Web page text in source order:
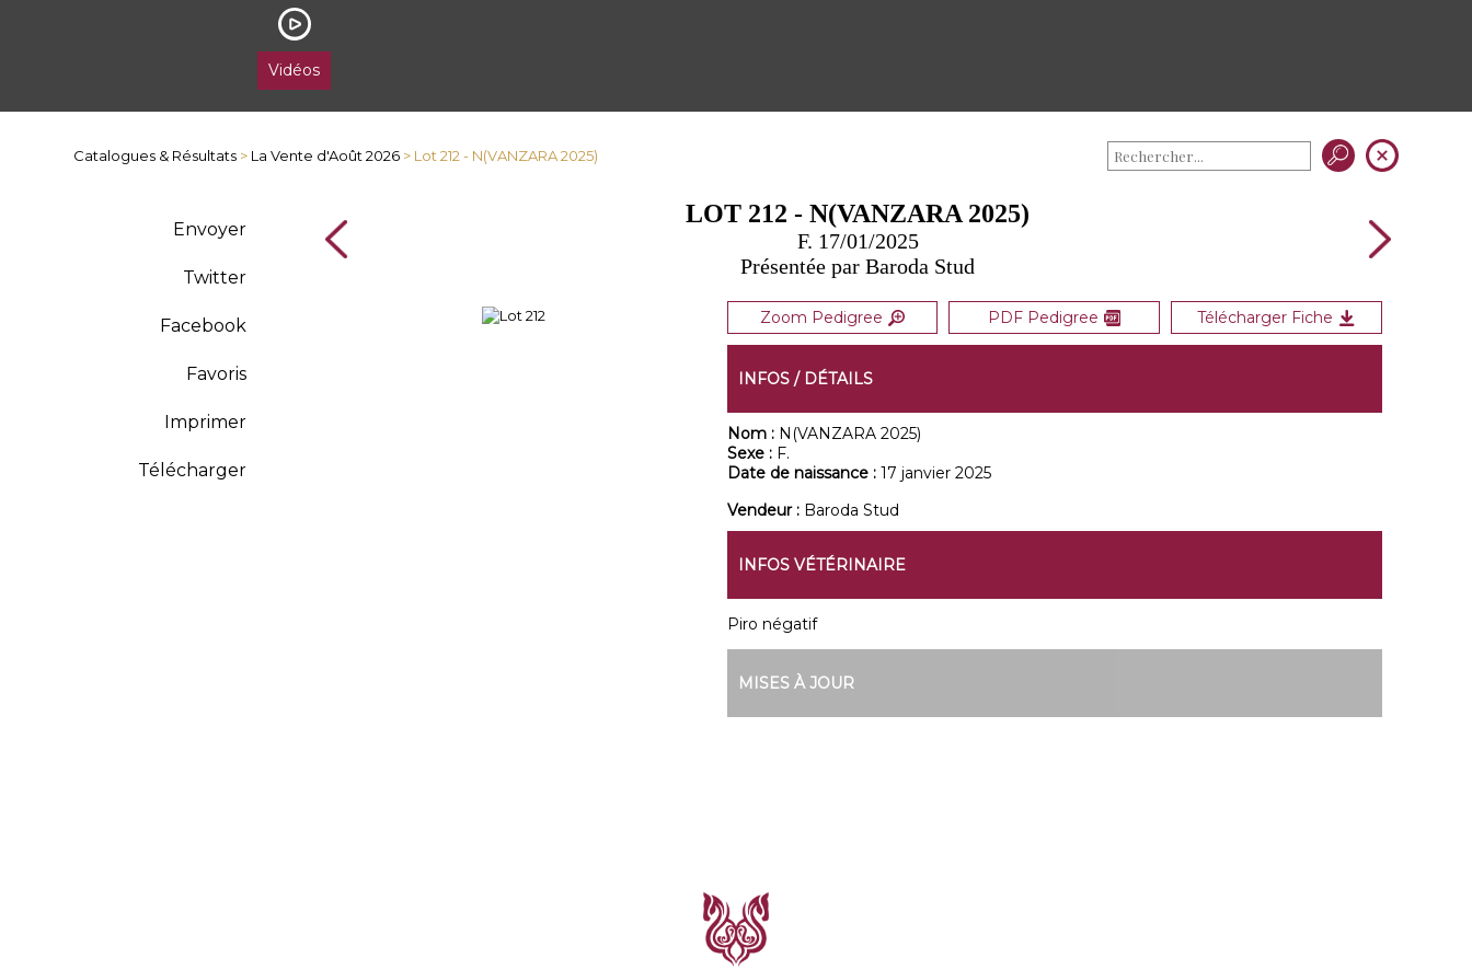
Vidéos
Catalogues & Résultats > La Vente d'Août 2026 > Lot 212 - N(VANZARA 2025)
Envoyer
Twitter
Facebook
Favoris
Imprimer
Télécharger
LOT 212 - N(VANZARA 2025)
F. 17/01/2025
Présentée par Baroda Stud
Zoom Pedigree PDF Pedigree Télécharger Fiche
INFOS / DÉTAILS
Nom : N(VANZARA 2025)
Sexe : F.
Date de naissance : 17 janvier 2025
Vendeur : Baroda Stud
INFOS VÉTÉRINAIRE
Piro négatif
MISES À JOUR